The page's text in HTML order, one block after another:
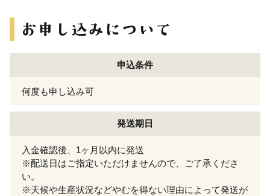
申込条件
何度も申し込み可
発送期日
入金確認後、1ヶ月以内に発送
※配送日はご指定いただけませんので、ご了承くださ
い。
※天候や生産状況などやむを得ない理由によって発送が